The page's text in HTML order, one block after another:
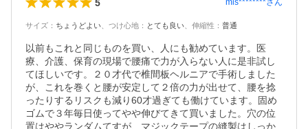
5 mis********さん
サイズ ： ちょうどよい つけ心地 ： とても良い 伸縮性 ： 普通
以前もこれと同じものを買い、人にも勧めています。医
療、介護、保育の現場で腰痛で力が入らない人に是非試し
てほしいです。２０才代で椎間板ヘルニアで手術しました
が、これを巻くと腰が安定して２倍の力が出せて、腰を捻
ったりするリスクも減り60才過ぎても働けています。固め
ゴムで３年毎日使ってやや伸びてきて買いました。穴の位
置はややランダムてすが、マジックテープの縫製はしっか